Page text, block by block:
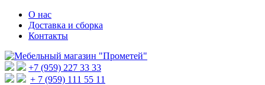
О нас
Доставка и сборка
Контакты
+7 (959) 227 33 33
+ 7 (959) 111 55 11